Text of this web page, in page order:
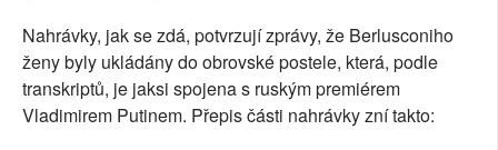
Nahrávky, jak se zdá, potvrzují zprávy, že Berlusconiho
ženy byly ukládány do obrovské postele, která, podle
transkriptů, je jaksi spojena s ruským premiérem
Vladimirem Putinem. Přepis části nahrávky zní takto: